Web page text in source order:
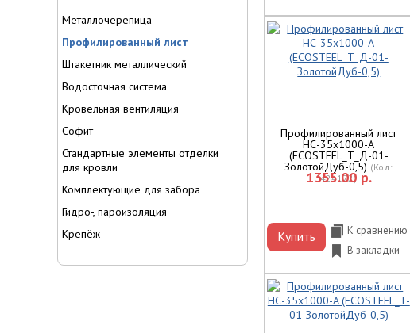
Профилированный лист
НС-35х1000-A
(ECOSTEEL_T_Д-01-
ЗолотойДуб-0,5) (Код:
424172)
1355.00 р.
Купить
К сравнению
В закладки
Металлочерепица
Профилированный лист
Штакетник металлический
Водосточная система
Кровельная вентиляция
Софит
Стандартные элементы отделки
для кровли
Комплектующие для забора
Гидро-, пароизоляция
Крепёж